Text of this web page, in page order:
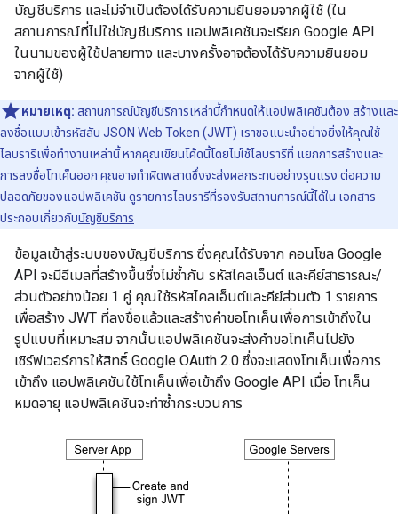
บัญชีบริการ และไม่จำเป็นต้องได้รับความยินยอมจากผู้ใช้ (ใน
สถานการณ์ที่ไม่ใช่บัญชีบริการ แอปพลิเคชันจะเรียก Google API
ในนามของผู้ใช้ปลายทาง และบางครั้งอาจต้องได้รับความยินยอม
จากผู้ใช้)
หมายเหตุ: สถานการณ์บัญชีบริการเหล่านี้กำหนดให้แอปพลิเคชันต้อง สร้างและ
ลงชื่อแบบเข้ารหัสลับ JSON Web Token (JWT) เราขอแนะนำอย่างยิ่งให้คุณใช้
ไลบรารีเพื่อทำงานเหล่านี้ หากคุณเขียนโค้ดนี้โดยไม่ใช้ไลบรารีที่ แยกการสร้างและ
การลงชื่อโทเค็นออก คุณอาจทำผิดพลาดซึ่งจะส่งผลกระทบอย่างรุนแรง ต่อความ
ปลอดภัยของแอปพลิเคชัน ดูรายการไลบรารีที่รองรับสถานการณ์นี้ได้ใน เอกสาร
ประกอบเกี่ยวกับบัญชีบริการ
ข้อมูลเข้าสู่ระบบของบัญชีบริการ ซึ่งคุณได้รับจาก คอนโซล Google
API จะมีอีเมลที่สร้างขึ้นซึ่งไม่ซ้ำกัน รหัสไคลเอ็นต์ และคีย์สาธารณะ/
ส่วนตัวอย่างน้อย 1 คู่ คุณใช้รหัสไคลเอ็นต์และคีย์ส่วนตัว 1 รายการ
เพื่อสร้าง JWT ที่ลงชื่อแล้วและสร้างคำขอโทเค็นเพื่อการเข้าถึงใน
รูปแบบที่เหมาะสม จากนั้นแอปพลิเคชันจะส่งคำขอโทเค็นไปยัง
เซิร์ฟเวอร์การให้สิทธิ์ Google OAuth 2.0 ซึ่งจะแสดงโทเค็นเพื่อการ
เข้าถึง แอปพลิเคชันใช้โทเค็นเพื่อเข้าถึง Google API เมื่อ โทเค็น
หมดอายุ แอปพลิเคชันจะทำซ้ำกระบวนการ